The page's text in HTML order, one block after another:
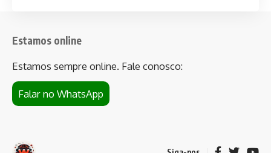
Estamos online
Estamos sempre online. Fale conosco:
Falar no WhatsApp